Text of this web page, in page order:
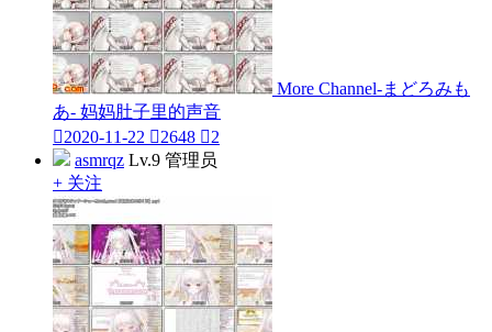
More Channel-まどろみも
あ- 妈妈肚子里的声音
2020-11-22 2648 2
asmrqz Lv.9 管理员
+ 关注